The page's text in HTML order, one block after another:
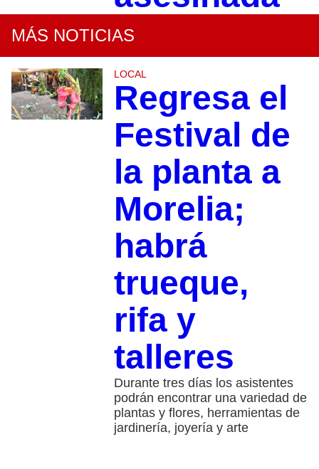
MÁS NOTICIAS
LOCAL
Regresa el
Festival de
la planta a
Morelia;
habrá
trueque,
rifa y
talleres
Durante tres días los asistentes
podrán encontrar una variedad de
plantas y flores, herramientas de
jardinería, joyería y arte